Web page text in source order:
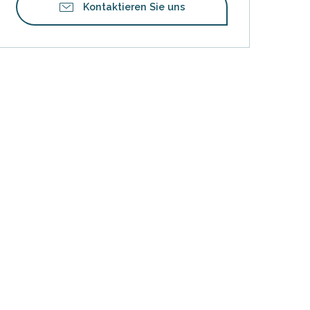
Kontaktieren Sie uns